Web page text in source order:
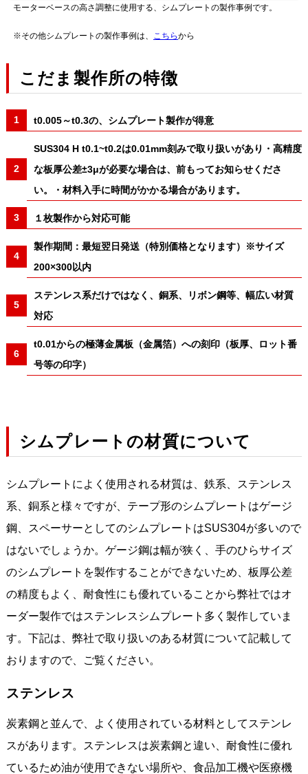
モーターベースの高さ調整に使用する、シムプレートの製作事例です。
※その他シムプレートの製作事例は、 こちらから
こだま製作所の特徴
t0.005～t0.3の、シムプレート製作が得意
SUS304 H t0.1~t0.2は0.01mm刻みで取り扱いがあり・高精度
な板厚公差±3μが必要な場合は、前もってお知らせくださ
い。・材料入手に時間がかかる場合があります。
１枚製作から対応可能
製作期間：最短翌日発送（特別価格となります）※サイズ
200×300以内
ステンレス系だけではなく、銅系、リボン鋼等、幅広い材質
対応
t0.01からの極薄金属板（金属箔）への刻印（板厚、ロット番
号等の印字）
シムプレートの材質について
シムプレートによく使用される材質は、鉄系、ステンレス
系、銅系と様々ですが、テープ形のシムプレートはゲージ
鋼、スペーサーとしてのシムプレートはSUS304が多いので
はないでしょうか。ゲージ鋼は幅が狭く、手のひらサイズ
のシムプレートを製作することができないため、板厚公差
の精度もよく、耐食性にも優れていることから弊社ではオ
ーダー製作ではステンレスシムプレート多く製作していま
す。下記は、弊社で取り扱いのある材質について記載して
おりますので、ご覧ください。
ステンレス
炭素鋼と並んで、よく使用されている材料としてステンレ
スがあります。ステンレスは炭素鋼と違い、耐食性に優れ
ているため油が使用できない場所や、食品加工機や医療機